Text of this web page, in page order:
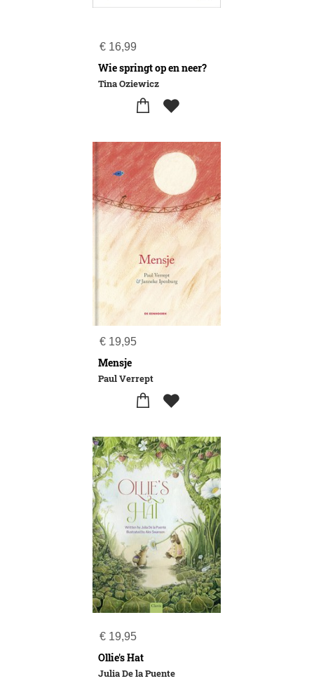
€ 16,99
Wie springt op en neer?
Tina Oziewicz
€ 19,95
Mensje
Paul Verrept
€ 19,95
Ollie's Hat
Julia De la Puente